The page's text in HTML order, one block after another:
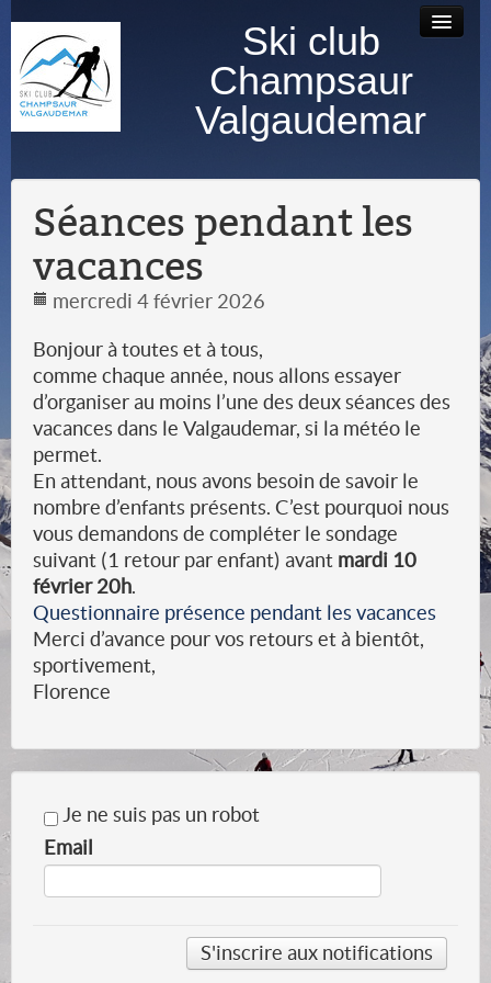
Ski club
Champsaur
Valgaudemar
Accueil Contact
photos
Séances pendant les
vacances
mercredi 4 février 2026
Bonjour à toutes et à tous,
comme chaque année, nous allons essayer
d’organiser au moins l’une des deux séances des
vacances dans le Valgaudemar, si la météo le
permet.
En attendant, nous avons besoin de savoir le
nombre d’enfants présents. C’est pourquoi nous
vous demandons de compléter le sondage
suivant (1 retour par enfant) avant mardi 10
février 20h.
Questionnaire présence pendant les vacances
Merci d’avance pour vos retours et à bientôt,
sportivement,
Florence
Je ne suis pas un robot
Email